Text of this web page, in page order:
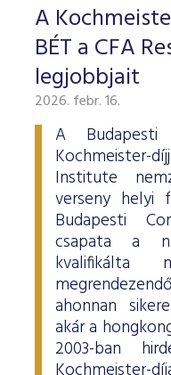
A
BÉT a CFA
legjobbjait
2026. febr. 16.
A
Institute
verseny helyi
Budapesti
csapata a
kvalifikálta
ahonnan
akár a
2003-ban